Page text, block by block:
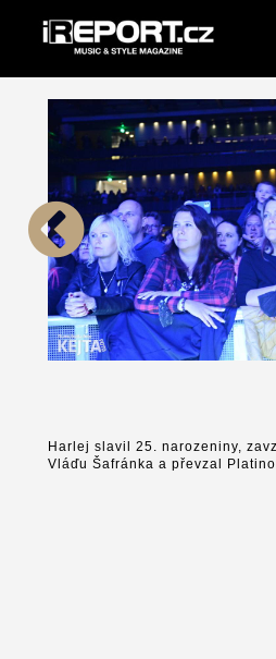
Harlej slavil 25. narozeniny,
Vláďu Šafránka a převzal